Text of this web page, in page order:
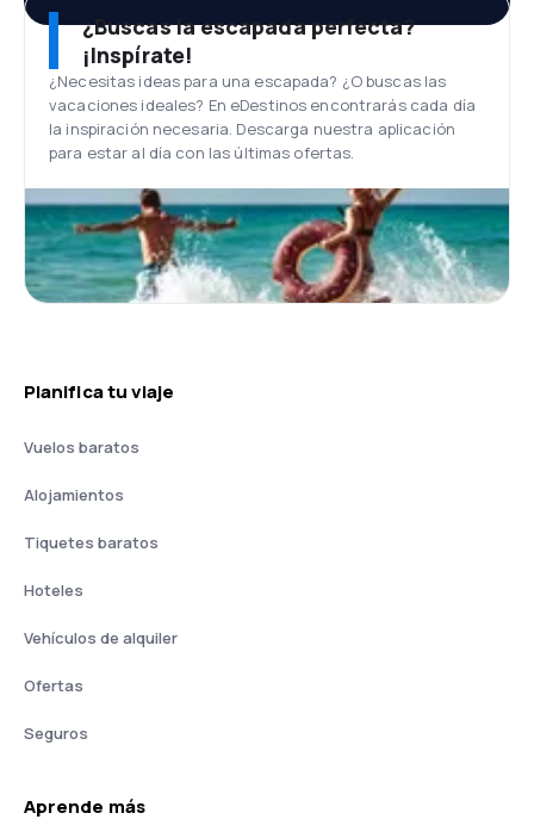
¿Buscas la escapada perfecta?
¡Inspírate!
¿Necesitas ideas para una escapada? ¿O buscas las
vacaciones ideales? En eDestinos encontrarás cada día
la inspiración necesaria. Descarga nuestra aplicación
para estar al día con las últimas ofertas.
Planifica tu viaje
Vuelos baratos
Alojamientos
Tiquetes baratos
Hoteles
Vehículos de alquiler
Ofertas
Seguros
Aprende más